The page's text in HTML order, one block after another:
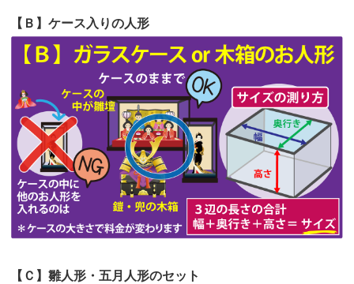
第56回人形供養祭 令和4年10月19日(水)
第55回人形供養祭令和4年9月8日(木)
第54回人形供養祭令和4年8月1日(月)
第53回人形供養祭令和4年7月1日(金)
第52回人形供養祭令和4年5月17日(火)
第51回人形供養祭令和4年4月18日(月)
第50回人形供養祭令和4年3月15日(火)
第49回人形供養祭令和4年1月17日(月)
【Ｂ】ケース入りの人形
【Ｃ】雛人形・五月人形のセット